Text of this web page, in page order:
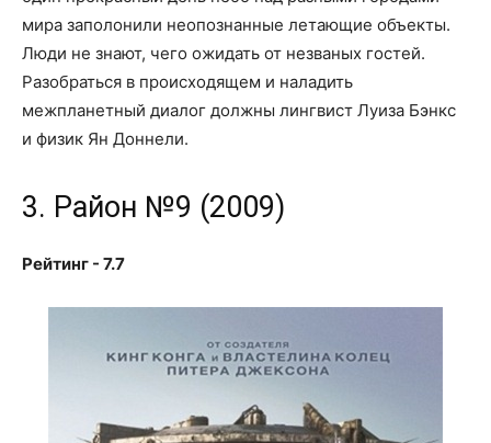
мира заполонили неопознанные летающие объекты.
Люди не знают, чего ожидать от незваных гостей.
Разобраться в происходящем и наладить
межпланетный диалог должны лингвист Луиза Бэнкс
и физик Ян Доннели.
3. Район №9 (2009)
Рейтинг - 7.7